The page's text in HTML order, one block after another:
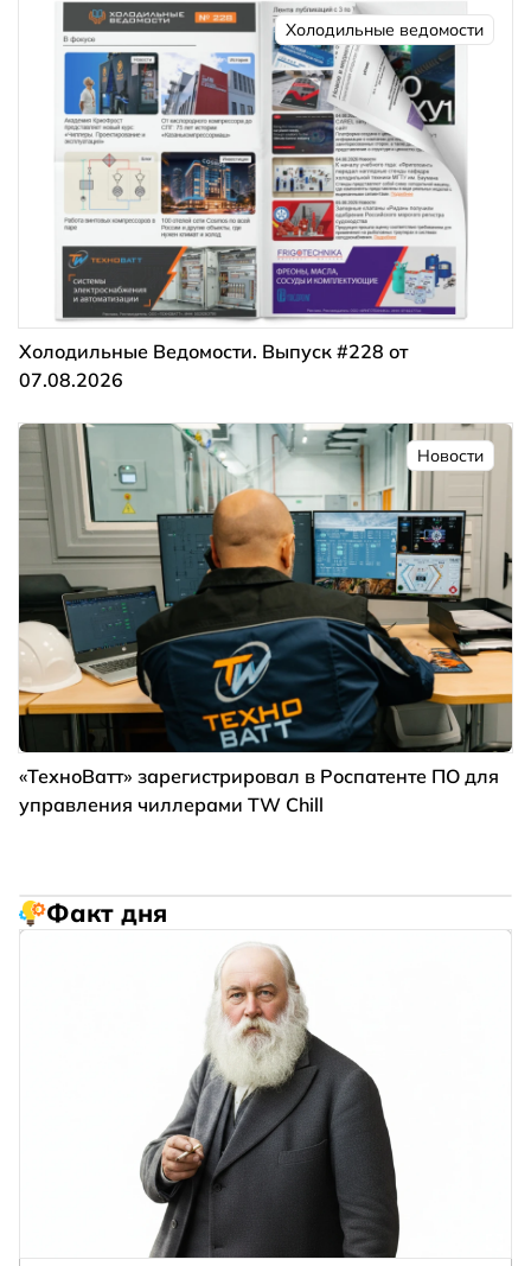
Холодильные ведомости
Холодильные Ведомости. Выпуск #228 от
07.08.2026
Новости
«ТехноВатт» зарегистрировал в Роспатенте ПО для
управления чиллерами TW Chill
Факт дня